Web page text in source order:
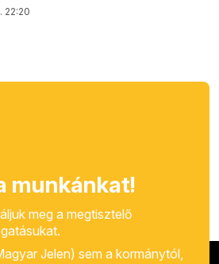
22:20
munkánkat!
meg a megtisztelő
Jelen) sem a kormánytól,